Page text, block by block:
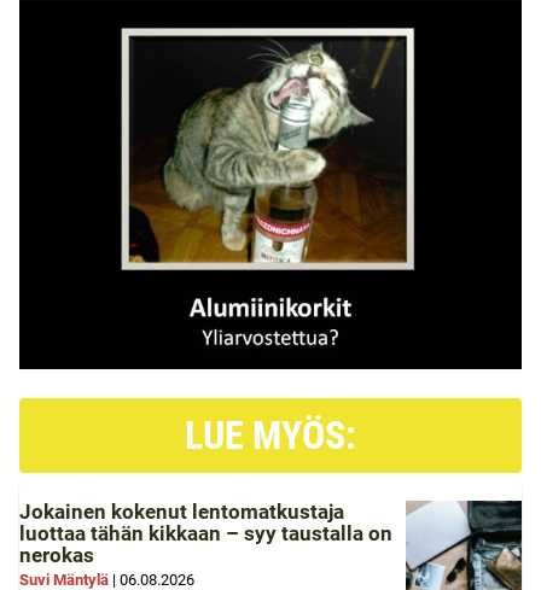
LUE MYÖS:
Jokainen kokenut lentomatkustaja
luottaa tähän kikkaan – syy taustalla on
nerokas
Suvi Mäntylä | 06.08.2026